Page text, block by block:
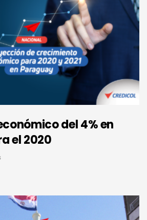
del 4% en
el 2020